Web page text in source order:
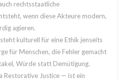
rechtsstaatliche
wenn diese Akteure modern,
agieren.
kulturell für eine Ethik jenseits
für Menschen, die Fehler gemacht
Würde statt Demütigung.
Restorative Justice — ist ein